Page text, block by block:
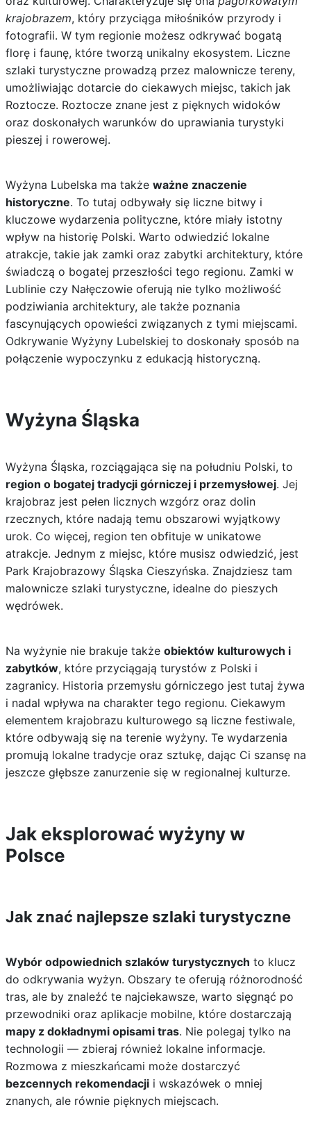
krajobrazem, który przyciąga miłośników przyrody i
fotografii. W tym regionie możesz odkrywać bogatą
florę i faunę, które tworzą unikalny ekosystem. Liczne
szlaki turystyczne prowadzą przez malownicze tereny,
umożliwiając dotarcie do ciekawych miejsc, takich jak
Roztocze. Roztocze znane jest z pięknych widoków
oraz doskonałych warunków do uprawiania turystyki
pieszej i rowerowej.
Wyżyna Lubelska ma także ważne znaczenie
historyczne. To tutaj odbywały się liczne bitwy i
kluczowe wydarzenia polityczne, które miały istotny
wpływ na historię Polski. Warto odwiedzić lokalne
atrakcje, takie jak zamki oraz zabytki architektury, które
świadczą o bogatej przeszłości tego regionu. Zamki w
Lublinie czy Nałęczowie oferują nie tylko możliwość
podziwiania architektury, ale także poznania
fascynujących opowieści związanych z tymi miejscami.
Odkrywanie Wyżyny Lubelskiej to doskonały sposób na
połączenie wypoczynku z edukacją historyczną.
Wyżyna Śląska
Wyżyna Śląska, rozciągająca się na południu Polski, to
region o bogatej tradycji górniczej i przemysłowej. Jej
krajobraz jest pełen licznych wzgórz oraz dolin
rzecznych, które nadają temu obszarowi wyjątkowy
urok. Co więcej, region ten obfituje w unikatowe
atrakcje. Jednym z miejsc, które musisz odwiedzić, jest
Park Krajobrazowy Śląska Cieszyńska. Znajdziesz tam
malownicze szlaki turystyczne, idealne do pieszych
wędrówek.
Na wyżynie nie brakuje także obiektów kulturowych i
zabytków, które przyciągają turystów z Polski i
zagranicy. Historia przemysłu górniczego jest tutaj żywa
i nadal wpływa na charakter tego regionu. Ciekawym
elementem krajobrazu kulturowego są liczne festiwale,
które odbywają się na terenie wyżyny. Te wydarzenia
promują lokalne tradycje oraz sztukę, dając Ci szansę na
jeszcze głębsze zanurzenie się w regionalnej kulturze.
Jak eksplorować wyżyny w
Polsce
Jak znać najlepsze szlaki turystyczne
Wybór odpowiednich szlaków turystycznych to klucz
do odkrywania wyżyn. Obszary te oferują różnorodność
tras, ale by znaleźć te najciekawsze, warto sięgnąć po
przewodniki oraz aplikacje mobilne, które dostarczają
mapy z dokładnymi opisami tras. Nie polegaj tylko na
technologii — zbieraj również lokalne informacje.
Rozmowa z mieszkańcami może dostarczyć
bezcennych rekomendacjii wskazówek o mniej
znanych, ale równie pięknych miejscach.